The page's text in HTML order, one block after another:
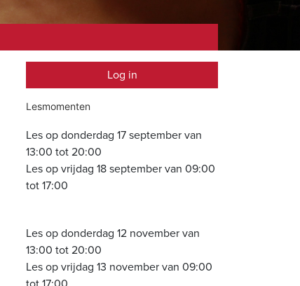
Log in
Lesmomenten
Les op donderdag 17 september van
13:00 tot 20:00
Les op vrijdag 18 september van 09:00
tot 17:00
Les op donderdag 12 november van
13:00 tot 20:00
Les op vrijdag 13 november van 09:00